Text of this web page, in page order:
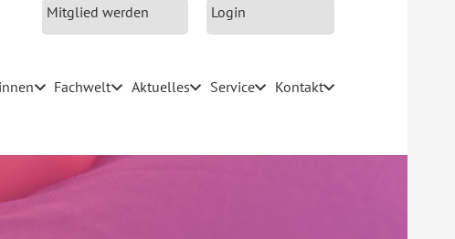
Mitglied werden Login
Fachwelt Aktuelles Service Kontakt